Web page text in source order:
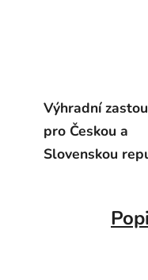
Výhradní
pro Českou a
Slovenskou